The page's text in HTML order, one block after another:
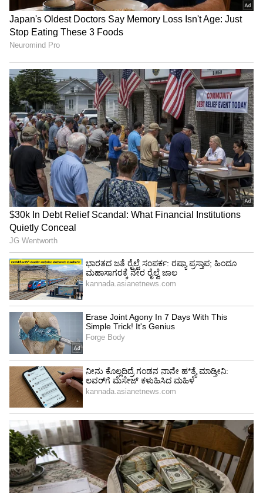
Wheat-free Diet: ಪ್ರತಿ ದಿನ ಚಪಾತಿ ತಿನ್ನೋರು
ಒಂದು ತಿಂಗಳು ರೂಟೀನ್‌ ಬದಲಿಸಿ, ಗೋಧಿ ಬಿಟ್ರೆ
ಏನಾಗುತ್ತೆ ಗೊತ್ತಾ?
3
6
Image Credit :AI
ಬೇಕಿಂಗ್ ಸೋಡಾ
ಅಡುಗೆಮನೆಯಲ್ಲಿರುವ ಅಡಿಗೆ ಸೋಡಾ ಅಡುಗೆಗೆ ಮಾತ್ರ
ಉಪಯುಕ್ತವಲ್ಲ. ಇದು ವಾಸನೆ ಹೀರಿಕೊಳ್ಳುವ ಕೆಲಸ
ಮಾಡುತ್ತದೆ. ಸಣ್ಣ ಪ್ಲೇಟ್ ಗೆ 2-3 ಟೀ ಚಮಚ ಅಡಿಗೆ
ಸೋಡಾವನ್ನು ಹಾಕಿ. ಈ ಪ್ಲೇಟನ್ನು ಮನೆಯ ಮೂಲೆಗಳಲ್ಲಿ
ಹೆಚ್ಚು ವಾಸನೆ ಬರ್ತಿರುವ ಸ್ಥಳಗಳಲ್ಲಿ ಇಡಿ. ಬಾತ್ ರೂಮ್,
ಶೂ ರ್ಯಾಕ್ ಅಥವಾ ಬೀರು ಅಡಿಯಲ್ಲಿ ಇಡಬಹುದು.